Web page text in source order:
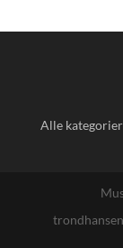
Alle kategorier